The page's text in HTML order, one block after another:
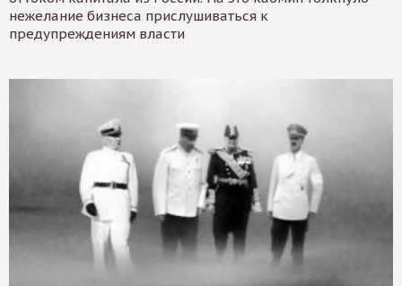
нежелание бизнеса прислушиваться к
предупреждениям власти